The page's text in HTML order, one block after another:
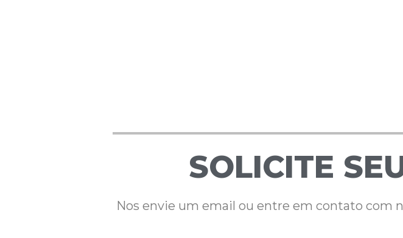
SOLICITE
Nos envie um email ou entre em contato com